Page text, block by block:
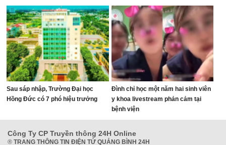
Sau sáp nhập, Trường Đại học
Hồng Đức có 7 phó hiệu trưởng
Đình chỉ học một năm hai sinh viên
y khoa livestream phản cảm tại
bệnh viện
Công Ty CP Truyền thông 24H Online
® TRANG THÔNG TIN ĐIỆN TỬ QUẢNG BÌNH 24H